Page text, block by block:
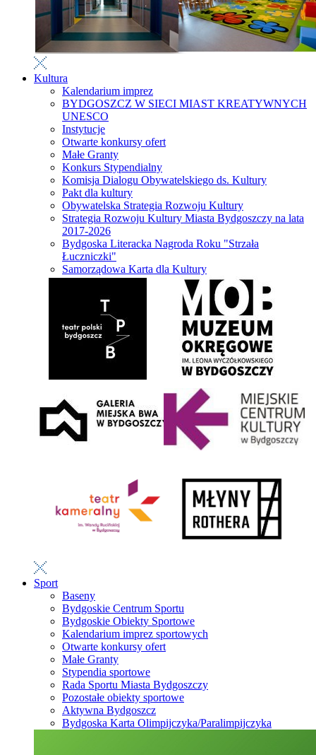
Kultura
Kalendarium imprez
BYDGOSZCZ W SIECI MIAST KREATYWNYCH
UNESCO
Instytucje
Otwarte konkursy ofert
Małe Granty
Konkurs Stypendialny
Komisja Dialogu Obywatelskiego ds. Kultury
Pakt dla kultury
Obywatelska Strategia Rozwoju Kultury
Strategia Rozwoju Kultury Miasta Bydgoszczy na lata
2017-2026
Bydgoska Literacka Nagroda Roku "Strzała
Łuczniczki"
Samorządowa Karta dla Kultury
Sport
Baseny
Bydgoskie Centrum Sportu
Bydgoskie Obiekty Sportowe
Kalendarium imprez sportowych
Otwarte konkursy ofert
Małe Granty
Stypendia sportowe
Rada Sportu Miasta Bydgoszczy
Pozostałe obiekty sportowe
Aktywna Bydgoszcz
Bydgoska Karta Olimpijczyka/Paralimpijczyka